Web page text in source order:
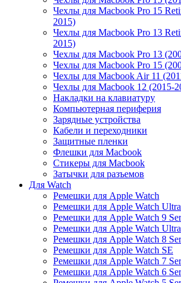
Чехлы для Macbook Pro 15
2015)
Чехлы для Macbook Pro 13
2015)
Чехлы для Macbook Pro 13
Чехлы для Macbook Pro 15
Чехлы для Macbook Air 11
Чехлы для Macbook 12 (2015-
Накладки на клавиатуру
Компьютерная периферия
Зарядные устройства
Кабели и переходники
Защитные пленки
Флешки для Macbook
Стикеры для Macbook
Затычки для разъемов
Для Watch
Ремешки для Apple Watch
Ремешки для Apple Watch
Ремешки для Apple Watch 9
Ремешки для Apple Watch Ultra
Ремешки для Apple Watch 8
Ремешки для Apple Watch SE
Ремешки для Apple Watch 7
Ремешки для Apple Watch 6